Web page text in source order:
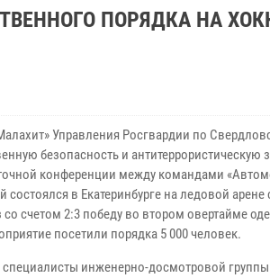
ПОРЯДКА НА
Управления Росгвардии по
безопасность и антитеррористическую
конференции между командами
состоялся в Екатеринбурге на ледовой
со счетом 2:3 победу во втором овертайме
посетили порядка 5 000 человек.
инженерно-досмотровой